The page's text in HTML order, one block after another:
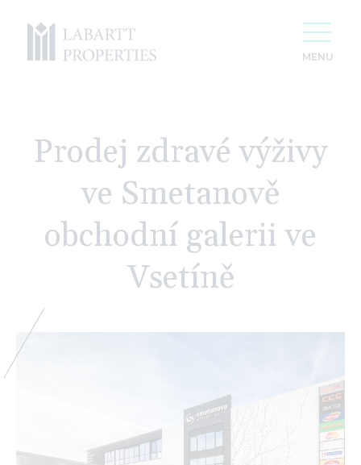
Prodej zdravé výživy
ve Smetanově
obchodní galerii ve
Vsetíně